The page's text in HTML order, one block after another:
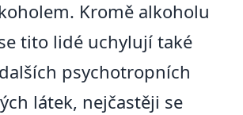
Kromě alkoholu
tito lidé uchylují také
psychotropních
látek, nejčastěji se